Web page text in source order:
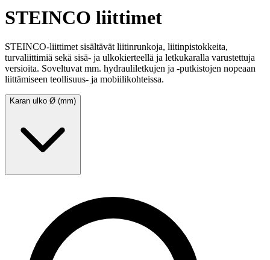
STEINCO liittimet
STEINCO-liittimet sisältävät liitinrunkoja, liitinpistokkeita,
turvaliittimiä sekä sisä- ja ulkokierteellä ja letkukaralla varustettuja
versioita. Soveltuvat mm. hydrauliletkujen ja -putkistojen nopeaan
liittämiseen teollisuus- ja mobiilikohteissa.
Karan ulko Ø (mm)